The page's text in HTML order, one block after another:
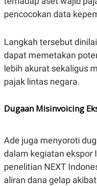
O
N
T
V
I
P
JARINGAN
O
N
C
A
D
E
R
R
E
L
E
S
pencocokan data
Langkah tersebut
dapat memetakan
lebih akurat sekaligus
pajak lintas negara.
Dugaan Misinvoicing
Ade juga menyoroti
dalam kegiatan ekspor
penelitian NEXT
aliran dana gelap